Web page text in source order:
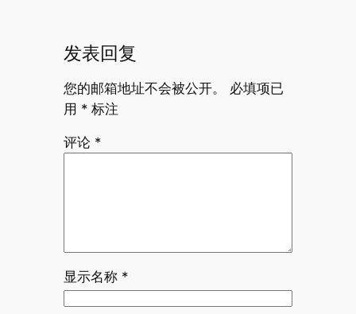
发表回复
您的邮箱地址不会被公开。
必填项已
用 *标注
评论 *
显示名称 *